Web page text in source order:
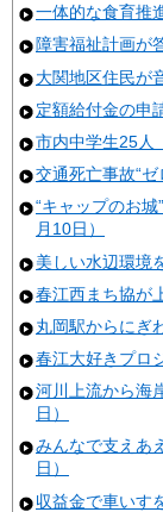
一体的な食育推
障害福祉計画が
大関地区住民が
定額給付金の申
市内中学生25人
交通死亡事故“ゼ
“キャップのお
月10日）
美しい水辺環境
春江西まち協が
丸岡駅からにぎ
春江大好きプロ
河川上流から海
日）
みんなで支えあ
日）
収益金で車いす